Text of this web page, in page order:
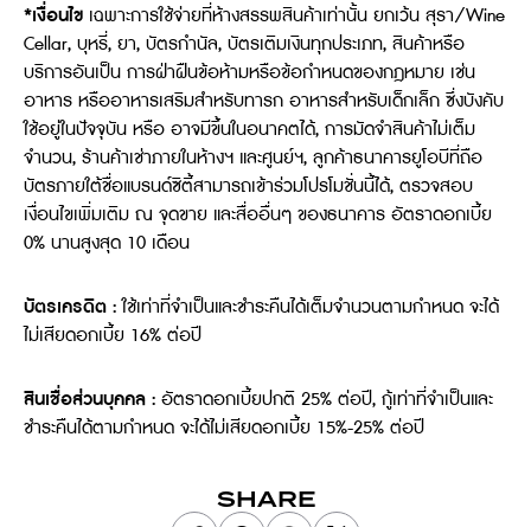
*เงื่อนไข เฉพาะการใช้จ่ายที่ห้างสรรพสินค้าเท่านั้น ยกเว้น สุรา/Wine
Cellar, บุหรี่, ยา, บัตรกำนัล, บัตรเติมเงินทุกประเภท, สินค้าหรือ
บริการอันเป็น การฝ่าฝืนข้อห้ามหรือข้อกำหนดของกฎหมาย เช่น
อาหาร หรืออาหารเสริมสำหรับทารก อาหารสำหรับเด็กเล็ก ซึ่งบังคับ
ใช้อยู่ในปัจจุบัน หรือ อาจมีขึ้นในอนาคตได้, การมัดจำสินค้าไม่เต็ม
จำนวน, ร้านค้าเช่าภายในห้างฯ และศูนย์ฯ, ลูกค้าธนาคารยูโอบีที่ถือ
บัตรภายใต้ชื่อแบรนด์ซิตี้สามารถเข้าร่วมโปรโมชั่นนี้ได้, ตรวจสอบ
เงื่อนไขเพิ่มเติม ณ จุดขาย และสื่ออื่นๆ ของธนาคาร อัตราดอกเบี้ย
0% นานสูงสุด 10 เดือน
บัตรเครดิต :ใช้เท่าที่จำเป็นและชำระคืนได้เต็มจำนวนตามกำหนด จะได้
ไม่เสียดอกเบี้ย 16% ต่อปี
สินเชื่อส่วนบุคคล : อัตราดอกเบี้ยปกติ 25% ต่อปี, กู้เท่าที่จำเป็นและ
ชำระคืนได้ตามกำหนด จะได้ไม่เสียดอกเบี้ย 15%-25% ต่อปี
SHARE